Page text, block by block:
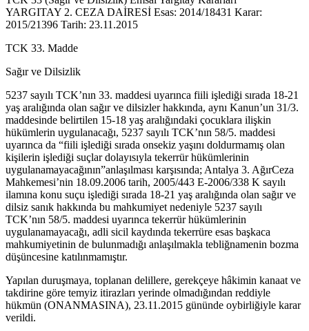
YARGITAY 2. CEZA DAİRESİ Esas: 2014/18431 Karar:
2015/21396 Tarih: 23.11.2015
TCK 33. Madde
Sağır ve Dilsizlik
5237 sayılı TCK’nın 33. maddesi uyarınca fiili işlediği sırada 18-21
yaş aralığında olan sağır ve dilsizler hakkında, aynı Kanun’un 31/3.
maddesinde belirtilen 15-18 yaş aralığındaki çocuklara ilişkin
hükümlerin uygulanacağı, 5237 sayılı TCK’nın 58/5. maddesi
uyarınca da “fiili işlediği sırada onsekiz yaşını doldurmamış olan
kişilerin işlediği suçlar dolayısıyla tekerrür hükümlerinin
uygulanamayacağının”anlaşılması karşısında; Antalya 3. AğırCeza
Mahkemesi’nin 18.09.2006 tarih, 2005/443 E-2006/338 K sayılı
ilamına konu suçu işlediği sırada 18-21 yaş aralığında olan sağır ve
dilsiz sanık hakkında bu mahkumiyet nedeniyle 5237 sayılı
TCK’nın 58/5. maddesi uyarınca tekerrür hükümlerinin
uygulanamayacağı, adli sicil kaydında tekerrüre esas başkaca
mahkumiyetinin de bulunmadığı anlaşılmakla tebliğnamenin bozma
düşüncesine katılınmamıştır.
Yapılan duruşmaya, toplanan delillere, gerekçeye hâkimin kanaat ve
takdirine göre temyiz itirazları yerinde olmadığından reddiyle
hükmün (ONANMASINA), 23.11.2015 gününde oybirliğiyle karar
verildi.